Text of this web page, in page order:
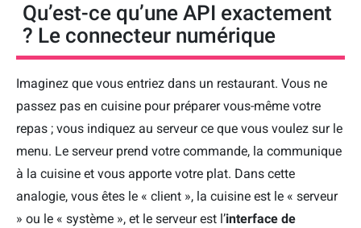
Qu’est-ce qu’une API exactement
? Le connecteur numérique
Imaginez que vous entriez dans un restaurant. Vous ne
passez pas en cuisine pour préparer vous-même votre
repas ; vous indiquez au serveur ce que vous voulez sur le
menu. Le serveur prend votre commande, la communique
à la cuisine et vous apporte votre plat. Dans cette
analogie, vous êtes le « client », la cuisine est le « serveur
» ou le « système », et le serveur est l’interface de